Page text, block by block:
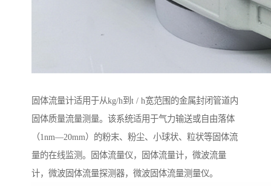
固体流量计适用于从kg/h到t / h宽范围的金属封闭管道内
固体质量流量测量。该系统适用于气力输送或自由落体
（1nm—20mm）的粉末、粉尘、小球状、粒状等固体流
量的在线监测。固体流量仪，固体流量计，微波流量
计，微波固体流量探测器，微波固体流量测量仪。